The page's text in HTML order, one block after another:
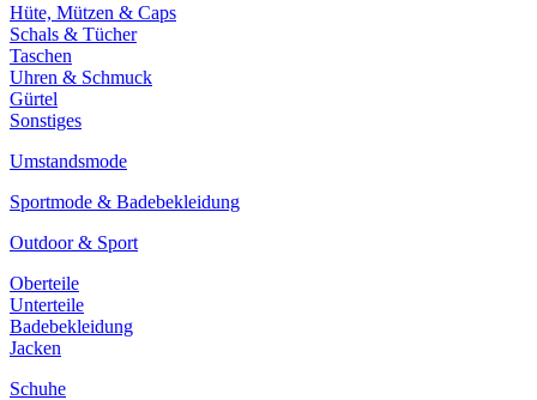
Hüte, Mützen & Caps
Schals & Tücher
Taschen
Uhren & Schmuck
Gürtel
Sonstiges
Umstandsmode
Sportmode & Badebekleidung
Outdoor & Sport
Oberteile
Unterteile
Badebekleidung
Jacken
Schuhe